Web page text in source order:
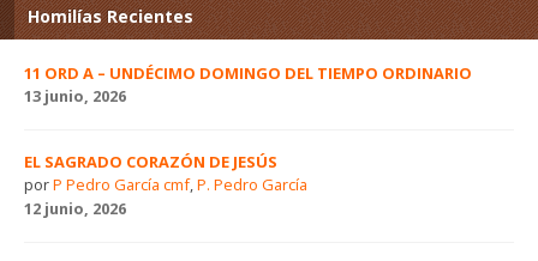
Homilías Recientes
11 ORD A – UNDÉCIMO DOMINGO DEL TIEMPO ORDINARIO
13 junio, 2026
EL SAGRADO CORAZÓN DE JESÚS
porP Pedro García cmf,P. Pedro García
12 junio, 2026